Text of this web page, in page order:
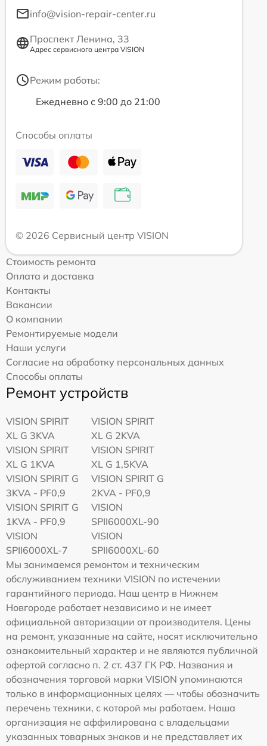
info@vision-repair-center.ru
Проспект Ленина, 33
Адрес сервисного центра VISION
Режим работы:
Ежедневно с 9:00 до 21:00
Способы оплаты
© 2026 Сервисный центр VISION
Стоимость ремонта
Оплата и доставка
Контакты
Вакансии
О компании
Ремонтируемые модели
Наши услуги
Согласие на обработку персональных данных
Способы оплаты
Ремонт устройств
VISION SPIRIT
XL G 3KVA
VISION SPIRIT
XL G 2KVA
VISION SPIRIT
XL G 1KVA
VISION SPIRIT
XL G 1,5KVA
VISION SPIRIT G
3KVA - PF0,9
VISION SPIRIT G
2KVA - PF0,9
VISION SPIRIT G
1KVA - PF0,9
VISION
SPII6000XL-90
VISION
SPII6000XL-7
VISION
SPII6000XL-60
Мы занимаемся ремонтом и техническим
обслуживанием техники VISION по истечении
гарантийного периода. Наш центр в Нижнем
Новгороде работает независимо и не имеет
официальной авторизации от производителя. Цены
на ремонт, указанные на сайте, носят исключительно
ознакомительный характер и не являются публичной
офертой согласно п. 2 ст. 437 ГК РФ. Названия и
обозначения торговой марки VISION упоминаются
только в информационных целях — чтобы обозначить
перечень техники, с которой мы работаем. Наша
организация не аффилирована с владельцами
указанных товарных знаков и не представляет их